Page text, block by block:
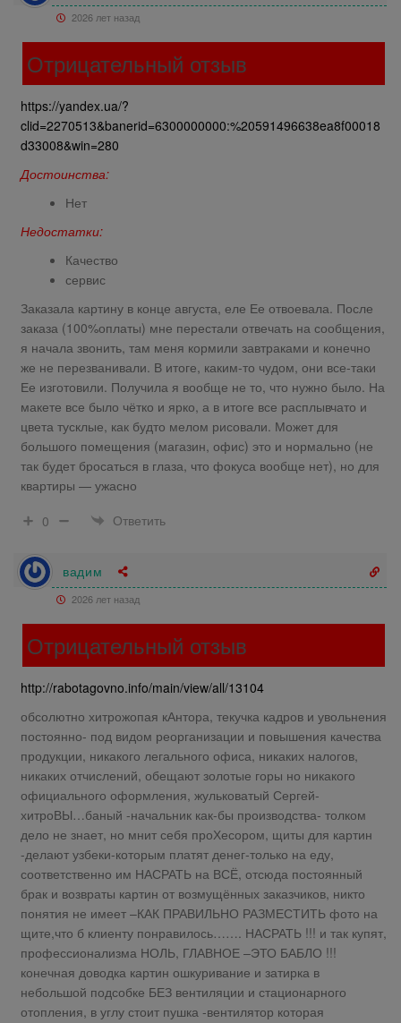
2026 лет назад
Отрицательный отзыв
https://yandex.ua/?
clid=2270513&banerid=6300000000:%20591496638ea8f00018
d33008&win=280
Достоинства:
Нет
Недостатки:
Качество
сервис
Заказала картину в конце августа, еле Ее отвоевала. После
заказа (100%оплаты) мне перестали отвечать на сообщения,
я начала звонить, там меня кормили завтраками и конечно
же не перезванивали. В итоге, каким-то чудом, они все-таки
Ее изготовили. Получила я вообще не то, что нужно было. На
макете все было чётко и ярко, а в итоге все расплывчато и
цвета тусклые, как будто мелом рисовали. Может для
большого помещения (магазин, офис) это и нормально (не
так будет бросаться в глаза, что фокуса вообще нет), но для
квартиры — ужасно
0
Ответить
вадим
2026 лет назад
Отрицательный отзыв
http://rabotagovno.info/main/view/all/13104
обсолютно хитрожопая кАнтора, текучка кадров и увольнения
постоянно- под видом реорганизации и повышения качества
продукции, никакого легального офиса, никаких налогов,
никаких отчислений, обещают золотые горы но никакого
официального оформления, жульковатый Сергей-
хитроВЫ…баный -начальник как-бы производства- толком
дело не знает, но мнит себя проХесором, щиты для картин
-делают узбеки-которым платят денег-только на еду,
соответственно им НАСРАТЬ на ВСЁ, отсюда постоянный
брак и возвраты картин от возмущённых заказчиков, никто
понятия не имеет –КАК ПРАВИЛЬНО РАЗМЕСТИТЬ фото на
щите,что б клиенту понравилось……. НАСРАТЬ !!! и так купят,
профессионализма НОЛЬ, ГЛАВНОЕ –ЭТО БАБЛО !!!
конечная доводка картин ошкуривание и затирка в
небольшой подсобке БЕЗ вентиляции и стационарного
отопления, в углу стоит пушка -вентилятор которая